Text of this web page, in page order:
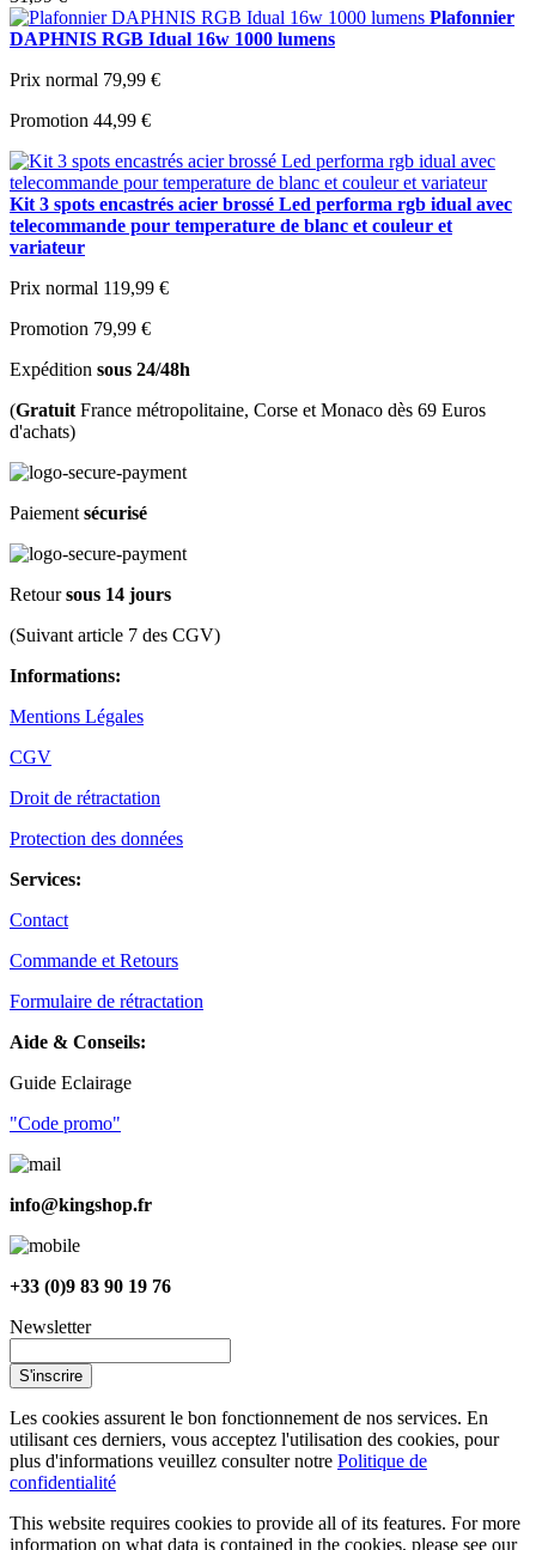
Plafonnier
DAPHNIS RGB Idual 16w 1000 lumens
Prix normal 79,99 €
Promotion 44,99 €
Kit 3 spots encastrés acier brossé Led performa rgb idual avec
telecommande pour temperature de blanc et couleur et
variateur
Prix normal 119,99 €
Promotion 79,99 €
Expédition sous 24/48h
(Gratuit France métropolitaine, Corse et Monaco dès 69 Euros
d'achats)
Paiement sécurisé
Retoursous 14 jours
(Suivant article 7 des CGV)
Informations:
Mentions Légales
CGV
Droit de rétractation
Protection des données
Services:
Contact
Commande et Retours
Formulaire de rétractation
Aide & Conseils:
Guide Eclairage
"Code promo"
info@kingshop.fr
+33 (0)9 83 90 19 76
Newsletter
S'inscrire
Les cookies assurent le bon fonctionnement de nos services. En
utilisant ces derniers, vous acceptez l'utilisation des cookies, pour
plus d'informations veuillez consulter notre Politique de
confidentialité
This website requires cookies to provide all of its features. For more
information on what data is contained in the cookies, please see our